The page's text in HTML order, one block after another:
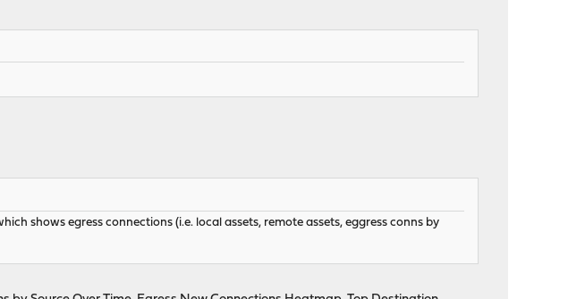
shows egress connections (i.e. local assets, remote assets, eggress conns by